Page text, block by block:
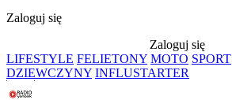
Zaloguj się
Zaloguj się
LIFESTYLE FELIETONY MOTO SPORT
DZIEWCZYNY INFLUSTARTER